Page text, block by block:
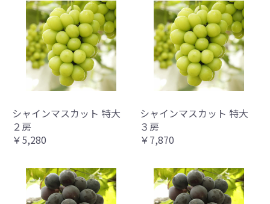
シャインマスカット 特大
２房
￥5,280
シャインマスカット 特大
３房
￥7,870